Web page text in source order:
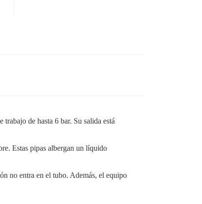
de hasta 6 bar. Su salida está
Estas pipas albergan un líquido
no entra en el tubo. Además, el equipo